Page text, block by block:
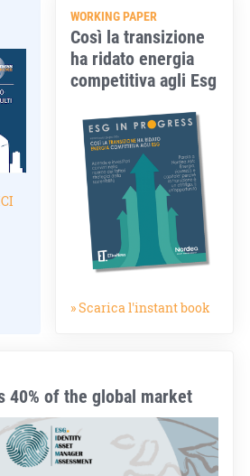
WORKING PAPER
Così la transizione
ha ridato energia
competitiva agli Esg
» Scarica l'instant book
40% of the global market